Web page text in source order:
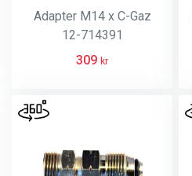
Adapter M14 x C-Gaz
12-714391
309 kr